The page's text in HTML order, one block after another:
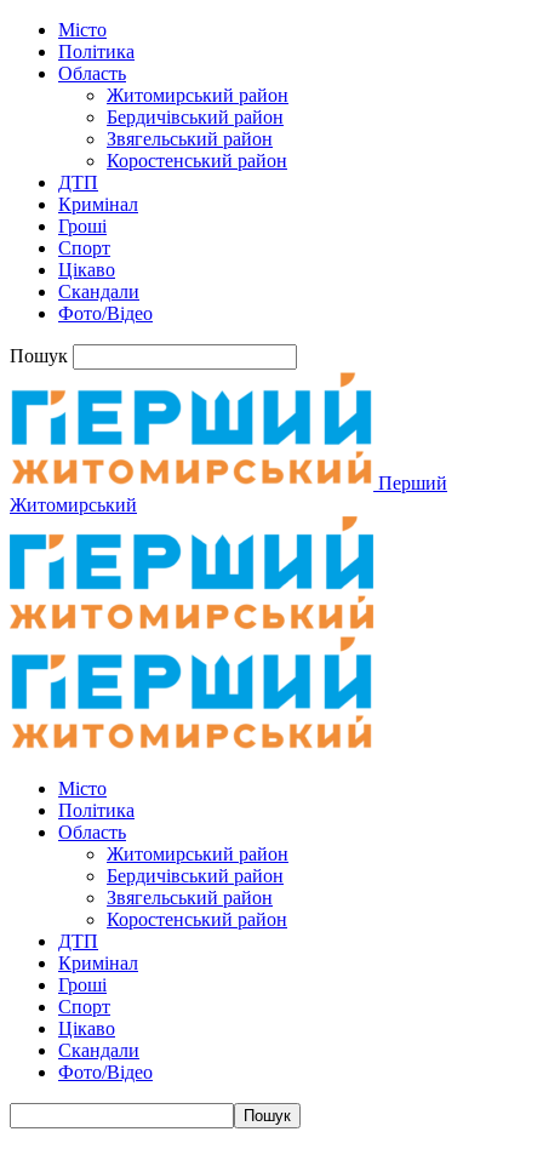
Місто
Політика
Область
Житомирський район
Бердичівський район
Звягельський район
Коростенський район
ДТП
Кримінал
Гроші
Спорт
Цікаво
Скандали
Фото/Відео
Пошук
Перший
Житомирський
Місто
Політика
Область
Житомирський район
Бердичівський район
Звягельський район
Коростенський район
ДТП
Кримінал
Гроші
Спорт
Цікаво
Скандали
Фото/Відео